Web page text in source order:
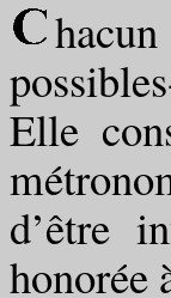
Elle
d’être
honorée